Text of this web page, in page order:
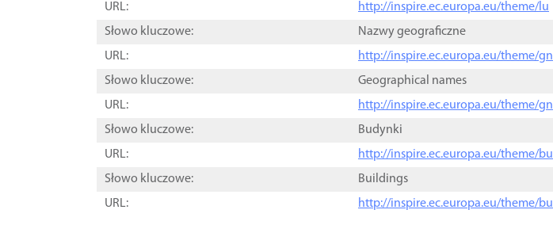
URL:
http://inspire.ec.europa.eu/theme/lu
Słowo kluczowe:
Nazwy geograficzne
URL:
http://inspire.ec.europa.eu/theme/gn
Słowo kluczowe:
Geographical names
URL:
http://inspire.ec.europa.eu/theme/gn
Słowo kluczowe:
Budynki
URL:
http://inspire.ec.europa.eu/theme/bu
Słowo kluczowe:
Buildings
URL:
http://inspire.ec.europa.eu/theme/bu